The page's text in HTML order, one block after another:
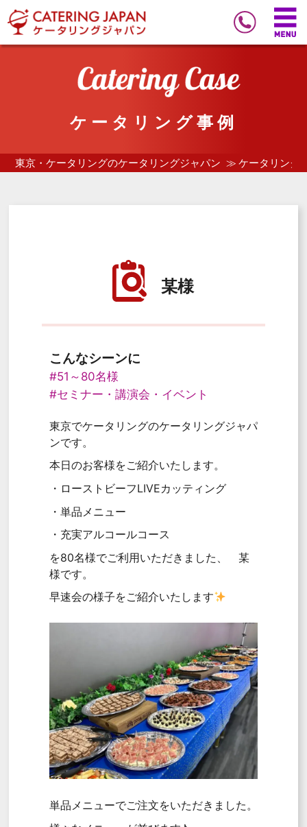
ケータリング事例
東京・ケータリングのケータリングジャパン ケータリング
某様
こんなシーンに
#51～80名様
#セミナー・講演会・イベント
東京でケータリングのケータリングジャパ
ンです。
本日のお客様をご紹介いたします。
・ローストビーフLIVEカッティング
・単品メニュー
・充実アルコールコース
を80名様でご利用いただきました、 某
様です。
早速会の様子をご紹介いたします
単品メニューでご注文をいただきました。